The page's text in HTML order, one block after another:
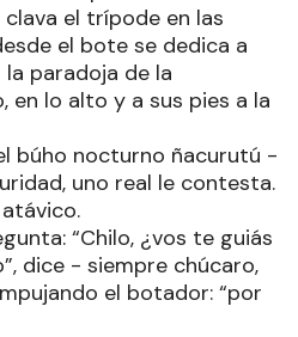
el trípode en las
el bote se dedica a
paradoja de la
en lo alto y a sus pies a la
búho nocturno ñacurutú -
uno real le contesta.
“Chilo, ¿vos te guiás
dice - siempre chúcaro,
el botador: “por